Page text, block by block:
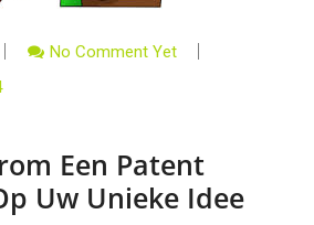
No Comment Yet
Een Patent
Uw Unieke Idee